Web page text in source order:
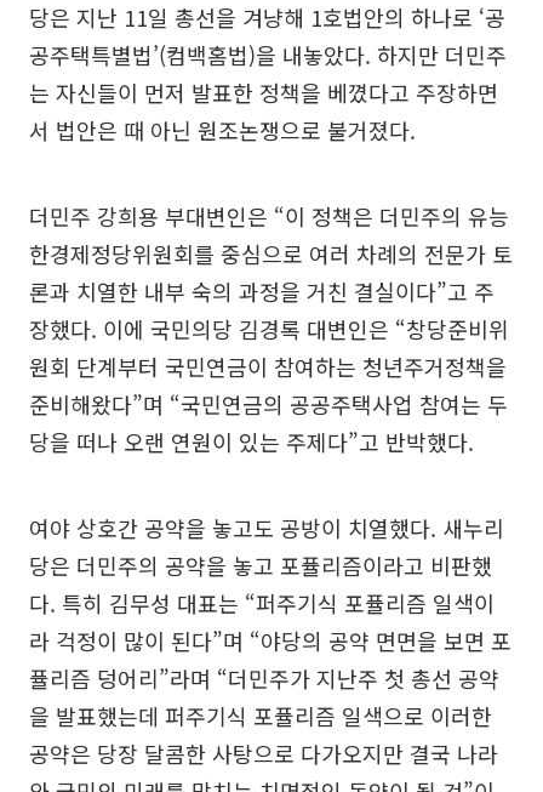
당은 지난 11일 총선을 겨냥해 1호법안의 하나로 ‘공
공주택특별법’(컴백홈법)을 내놓았다. 하지만 더민주
는 자신들이 먼저 발표한 정책을 베꼈다고 주장하면
서 법안은 때 아닌 원조논쟁으로 불거졌다.
더민주 강희용 부대변인은 “이 정책은 더민주의 유능
한경제정당위원회를 중심으로 여러 차례의 전문가 토
론과 치열한 내부 숙의 과정을 거친 결실이다”고 주
장했다. 이에 국민의당 김경록 대변인은 “창당준비위
원회 단계부터 국민연금이 참여하는 청년주거정책을
준비해왔다”며 “국민연금의 공공주택사업 참여는 두
당을 떠나 오랜 연원이 있는 주제다”고 반박했다.
여야 상호간 공약을 놓고도 공방이 치열했다. 새누리
당은 더민주의 공약을 놓고 포퓰리즘이라고 비판했
다. 특히 김무성 대표는 “퍼주기식 포퓰리즘 일색이
라 걱정이 많이 된다”며 “야당의 공약 면면을 보면 포
퓰리즘 덩어리”라며 “더민주가 지난주 첫 총선 공약
을 발표했는데 퍼주기식 포퓰리즘 일색으로 이러한
공약은 당장 달콤한 사탕으로 다가오지만 결국 나라